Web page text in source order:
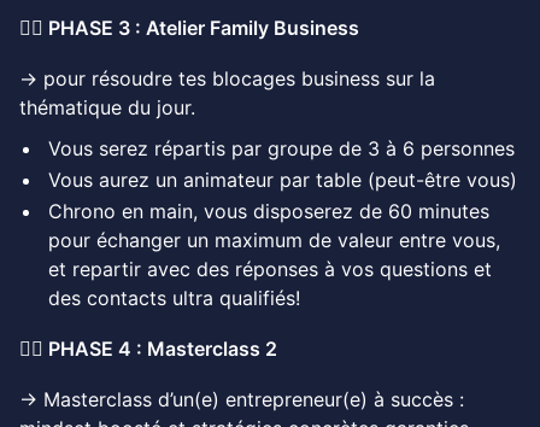
👉🏻 PHASE 3 : Atelier Family Business
→ pour résoudre tes blocages business sur la
thématique du jour.
Vous serez répartis par groupe de 3 à 6 personnes
Vous aurez un animateur par table (peut-être vous)
Chrono en main, vous disposerez de 60 minutes
pour échanger un maximum de valeur entre vous,
et repartir avec des réponses à vos questions et
des contacts ultra qualifiés!
👉🏻 PHASE 4 : Masterclass 2
→ Masterclass d’un(e) entrepreneur(e) à succès :